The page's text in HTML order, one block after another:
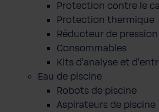
Protection contre le
Protection thermique
Réducteur de pression
Consommables
Kits d'analyse et
Eau de piscine
Robots de piscine
Aspirateurs de piscine